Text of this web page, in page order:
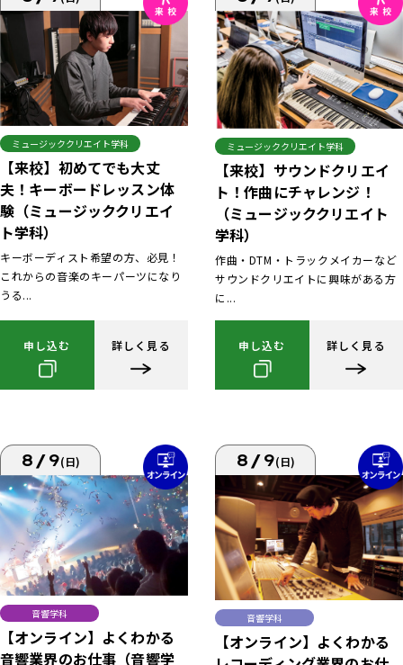
ミュージッククリエイト学科
【来校】初めてでも大丈
夫！キーボードレッスン体
験（ミュージッククリエイ
ト学科）
キーボーディスト希望の方、必見！
これからの音楽のキーパーツになり
うる...
申し込む 詳しく見る
ミュージッククリエイト学科
【来校】サウンドクリエイ
ト！作曲にチャレンジ！
（ミュージッククリエイト
学科）
作曲・DTM・トラックメイカーなど
サウンドクリエイトに興味がある方
に...
申し込む 詳しく見る
8/9(日)
音響学科
【オンライン】よくわかる
音響業界のお仕事（音響学
8/9(日)
音響学科
【オンライン】よくわかる